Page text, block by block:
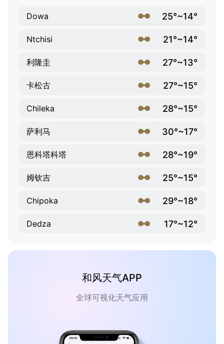
Dowa 25°~14°
Ntchisi 21°~14°
利隆圭 27°~13°
卡松古 27°~15°
Chileka 28°~15°
萨利马 30°~17°
恩科塔科塔 28°~19°
姆钦吉 25°~15°
Chipoka 29°~18°
Dedza 17°~12°
和风天气APP
全球可视化天气应用